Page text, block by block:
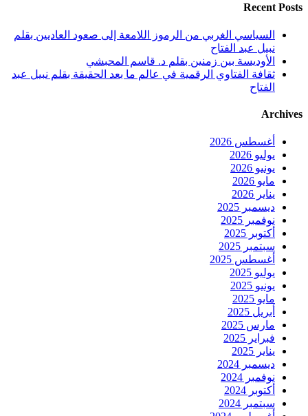
Recent Posts
السياسي الغربي من الرموز اللامعة إلى صعود العاديين بقلم
نبيل عبد الفتاح
الأوديسة بين زمنين بقلم د. قاسم المحبشي
ثقافة الفتاوي الرقمية في عالم ما بعد الحقيقة بقلم نبيل عبد
الفتاح
Archives
أغسطس 2026
يوليو 2026
يونيو 2026
مايو 2026
يناير 2026
ديسمبر 2025
نوفمبر 2025
أكتوبر 2025
سبتمبر 2025
أغسطس 2025
يوليو 2025
يونيو 2025
مايو 2025
أبريل 2025
مارس 2025
فبراير 2025
يناير 2025
ديسمبر 2024
نوفمبر 2024
أكتوبر 2024
سبتمبر 2024